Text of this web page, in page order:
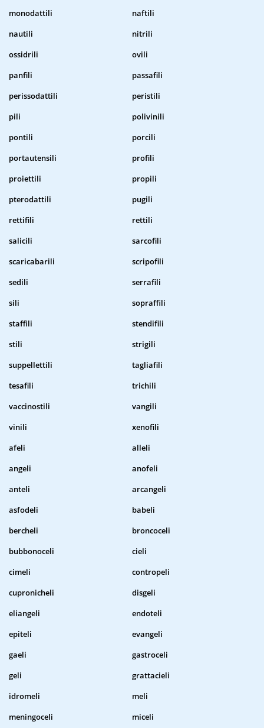
monodattili
naftili
nautili
nitrili
ossidrili
ovili
panfili
passafili
perissodattili
peristili
pili
polivinili
pontili
porcili
portautensili
profili
proiettili
propili
pterodattili
pugili
rettifili
rettili
salicili
sarcofili
scaricabarili
scripofili
sedili
serrafili
sili
sopraffili
staffili
stendifili
stili
strigili
suppellettili
tagliafili
tesafili
trichili
vaccinostili
vangili
vinili
xenofili
afeli
alleli
angeli
anofeli
anteli
arcangeli
asfodeli
babeli
bercheli
broncoceli
bubbonoceli
cieli
cimeli
contropeli
cupronicheli
disgeli
eliangeli
endoteli
epiteli
evangeli
gaeli
gastroceli
geli
grattacieli
idromeli
meli
meningoceli
miceli